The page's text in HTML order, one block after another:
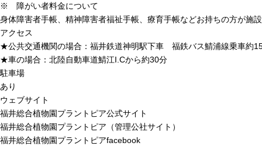
※ 障がい者料金について
身体障害者手帳、精神障害者福祉手帳、療育手帳などお持ちの方が施
アクセス
★公共交通機関の場合：福井鉄道神明駅下車 福鉄バス鯖浦線乗車約
★車の場合：北陸自動車道鯖江I.Cから約30分
駐車場
あり
ウェブサイト
福井総合植物園プラントピア公式サイト
福井総合植物園プラントピア（管理公社サイト）
福井総合植物園プラントピアfacebook